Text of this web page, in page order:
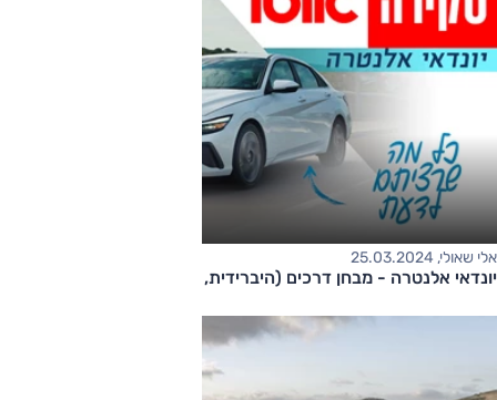
אלי שאולי, 25.03.2024
יונדאי אלנטרה - מבחן דרכים (היברידית, מתיחת פנים)